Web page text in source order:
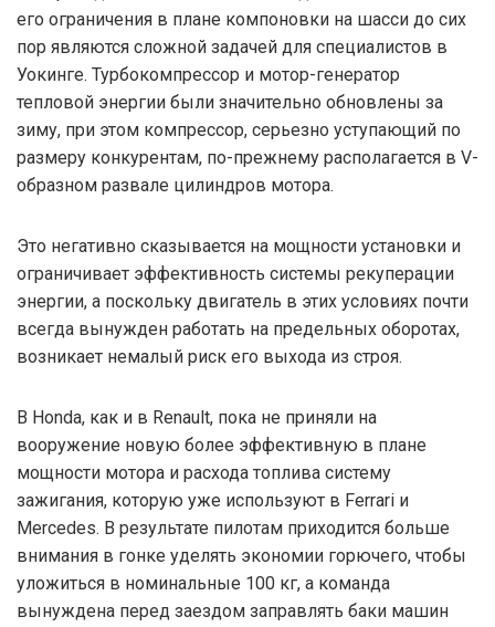
его ограничения в плане компоновки на шасси до сих
пор являются сложной задачей для специалистов в
Уокинге. Турбокомпрессор и мотор-генератор
тепловой энергии были значительно обновлены за
зиму, при этом компрессор, серьезно уступающий по
размеру конкурентам, по-прежнему располагается в V-
образном развале цилиндров мотора.
Это негативно сказывается на мощности установки и
ограничивает эффективность системы рекуперации
энергии, а поскольку двигатель в этих условиях почти
всегда вынужден работать на предельных оборотах,
возникает немалый риск его выхода из строя.
В Honda, как и в Renault, пока не приняли на
вооружение новую более эффективную в плане
мощности мотора и расхода топлива систему
зажигания, которую уже используют в Ferrari и
Mercedes. В результате пилотам приходится больше
внимания в гонке уделять экономии горючего, чтобы
уложиться в номинальные 100 кг, а команда
вынуждена перед заездом заправлять баки машин